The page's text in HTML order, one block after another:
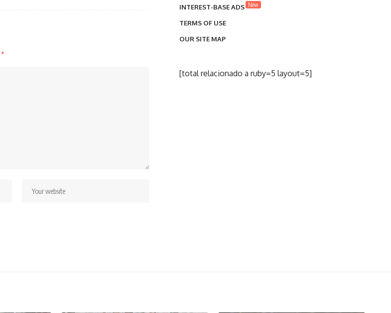
*
INTEREST-BASE ADS New
TERMS OF USE
OUR SITE MAP
[total relacionado a ruby=5 layout=5]